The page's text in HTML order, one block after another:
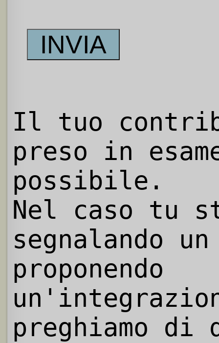
Il tuo
preso in
possibile.
Nel caso tu
segnalando
proponendo
preghiamo